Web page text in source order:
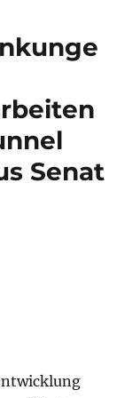
Senat